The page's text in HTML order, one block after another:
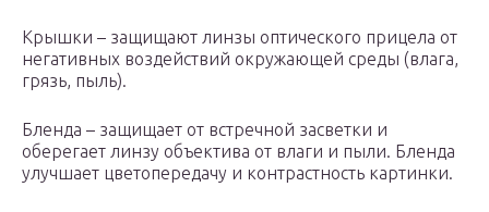
Крышки – защищают линзы оптического прицела от
негативных воздействий окружающей среды (влага,
грязь, пыль).
Бленда – защищает от встречной засветки и
оберегает линзу объектива от влаги и пыли. Бленда
улучшает цветопередачу и контрастность картинки.